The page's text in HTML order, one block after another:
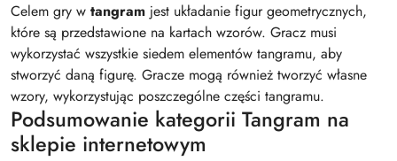
Celem gry w tangram jest układanie figur geometrycznych,
które są przedstawione na kartach wzorów. Gracz musi
wykorzystać wszystkie siedem elementów tangramu, aby
stworzyć daną figurę. Gracze mogą również tworzyć własne
wzory, wykorzystując poszczególne części tangramu.
Podsumowanie kategorii Tangram na
sklepie internetowym